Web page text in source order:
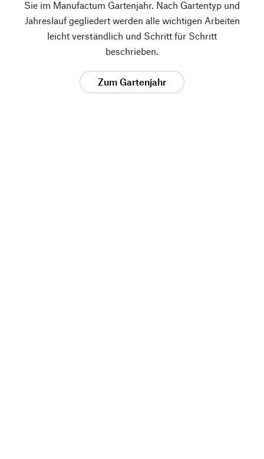
Sie im Manufactum Gartenjahr. Nach Gartentyp und
Jahreslauf gegliedert werden alle wichtigen Arbeiten
leicht verständlich und Schritt für Schritt
beschrieben.
Zum Gartenjahr